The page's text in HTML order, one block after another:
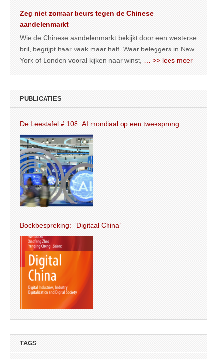
Zeg niet zomaar beurs tegen de Chinese
aandelenmarkt
Wie de Chinese aandelenmarkt bekijkt door een westerse
bril, begrijpt haar vaak maar half. Waar beleggers in New
York of Londen vooral kijken naar winst, … >> lees meer
PUBLICATIES
De Leestafel # 108: AI mondiaal op een tweesprong
Boekbespreking: ‘Digitaal China’
TAGS